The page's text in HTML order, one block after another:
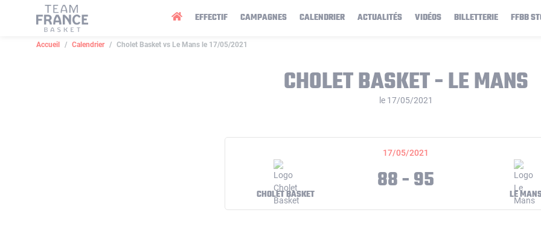
EFFECTIF CAMPAGNES CALENDRIER ACTUALITÉS VIDÉOS BILLETTERIE FFBB
Accueil Calendrier Cholet Basket vs Le Mans le 17/05/2021
CHOLET BASKET - LE MANS
le 17/05/2021
17/05/2021
CHOLET BASKET 88 - 95 LE
Panneau de gestion des cookies